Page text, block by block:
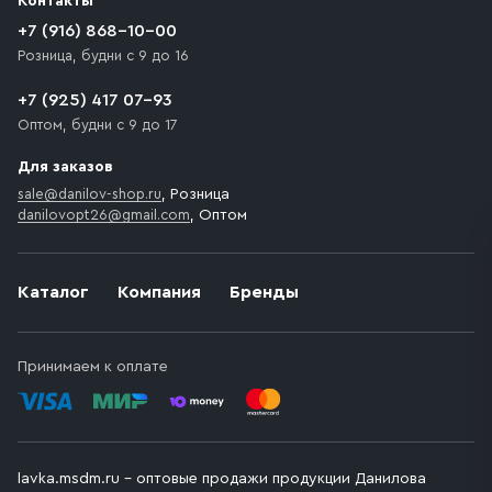
движения. Если на территории места назначения
доставки предусмотрен платный въезд, то Покупателю
необходимо компенсировать стоимость въезда
Каталог Компания Бренды
Принимаем к оплате
+7 (916) 868-10-00
Розница, будни с 9 до 16
+7 (925) 417 07-93
Оптом, будни с 9 до 17
Для заказов
sale@danilov-shop.ru, Розница
danilovopt26@gmail.com, Оптом
lavka.msdm.ru – оптовые продажи продукции Данилова